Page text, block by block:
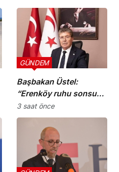
Başbakan Üstel:
“Erenköy ruhu sonsuza
dek yaşayacaktır”
GÜNDEM
3 saat önce